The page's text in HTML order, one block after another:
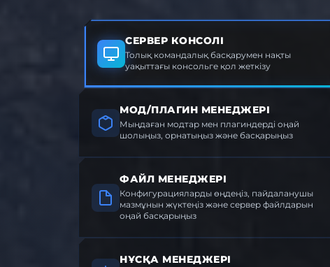
СЕРВЕР КОНСОЛІ
Толық командалық басқарумен нақты
уақыттағы консольге қол жеткізу
МОД/ПЛАГИН МЕНЕДЖЕРІ
Мыңдаған модтар мен плагиндерді оңай
шолыңыз, орнатыңыз және басқарыңыз
ФАЙЛ МЕНЕДЖЕРІ
Конфигурацияларды өңдеңіз, пайдаланушы
мазмұнын жүктеңіз және сервер файлдарын
оңай басқарыңыз
НҰСҚА МЕНЕДЖЕРІ